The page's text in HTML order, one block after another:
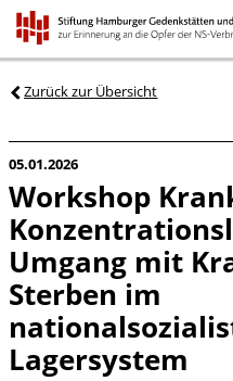
Zurück zur Übersicht
05.01.2026
Workshop
Umgang mit
Sterben im
Lagersystem